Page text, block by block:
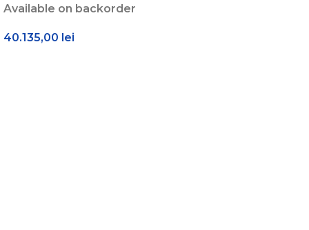
Available on backorder
40.135,00 lei